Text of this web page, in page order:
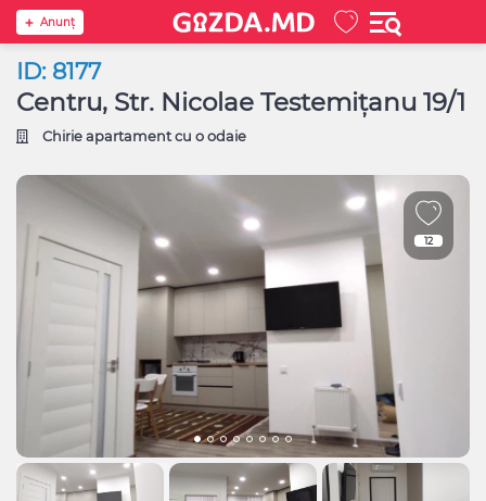
Anunţ
ID: 8177
Centru, Str. Nicolae Testemițanu 19/1
Chirie apartament cu o odaie
12